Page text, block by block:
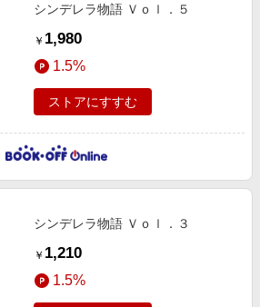
シンデレラ物語 Ｖｏｌ．５
￥ 1,980
1.5%
ストアにすすむ
シンデレラ物語 Ｖｏｌ．３
￥ 1,210
1.5%